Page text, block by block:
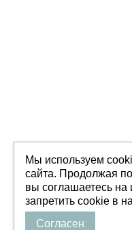
Мы используем
сайта. Продолжая
вы соглашаетесь
запретить cookie в
Согласен